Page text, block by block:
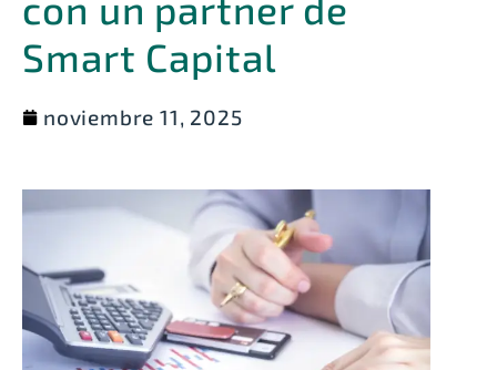
Smart Capital
noviembre 11, 2025